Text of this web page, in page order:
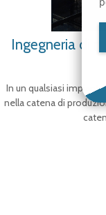
Ingegneria di
In un qualsiasi
nella catena di